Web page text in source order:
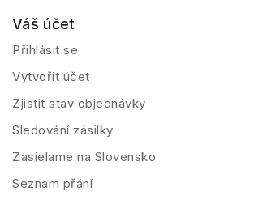
Váš účet
Přihlásit se
Vytvořit účet
Zjistit stav objednávky
Sledování zásilky
Zasielame na Slovensko
Seznam přání